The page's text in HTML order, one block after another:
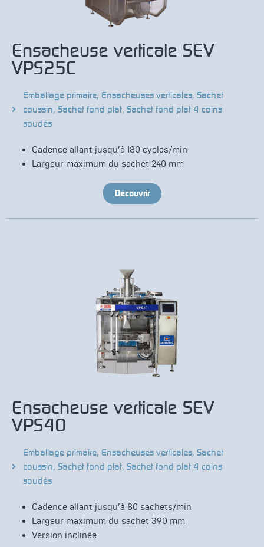
Ensacheuse verticale SEV
VPS25C
Emballage primaire, Ensacheuses verticales, Sachet
coussin, Sachet fond plat, Sachet fond plat 4 coins
soudés
Cadence allant jusqu’à 180 cycles/min
Largeur maximum du sachet 240 mm
Découvrir
Ensacheuse verticale SEV
VPS40
Emballage primaire, Ensacheuses verticales, Sachet
coussin, Sachet fond plat, Sachet fond plat 4 coins
soudés
Cadence allant jusqu’à 80 sachets/min
Largeur maximum du sachet 390 mm
Version inclinée